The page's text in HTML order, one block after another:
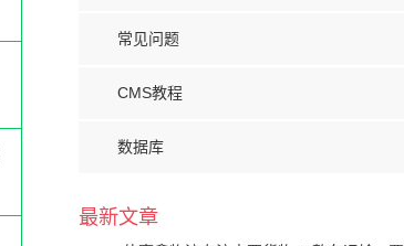
常见问题
CMS教程
数据库
最新文章